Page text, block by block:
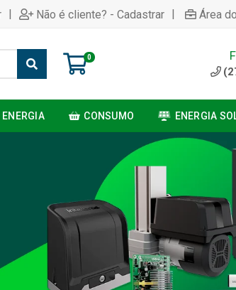
| Não é cliente? - Cadastrar | Área
0
ENERGIA CONSUMO ENERGIA